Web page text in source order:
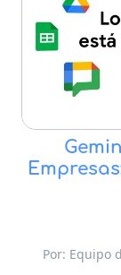
Por: Equipo